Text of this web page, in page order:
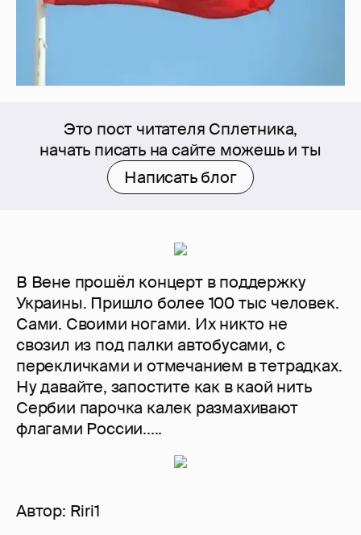
Это пост читателя Сплетника,
начать писать на сайте можешь и ты
Написать блог
В Вене прошёл концерт в поддержку
Украины. Пришло более 100 тыс человек.
Сами. Своими ногами. Их никто не
свозил из под палки автобусами, с
перекличками и отмечанием в тетрадках.
Ну давайте, запостите как в каой нить
Сербии парочка калек размахивают
флагами России.....
Автор: Riri1